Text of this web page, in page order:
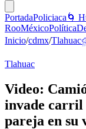
PortadaPoliciaca 🌀
RooMéxicoPolítica
Inicio/cdmx/Tlahuac
Tlahuac
Video:
invade carril
pareja en su